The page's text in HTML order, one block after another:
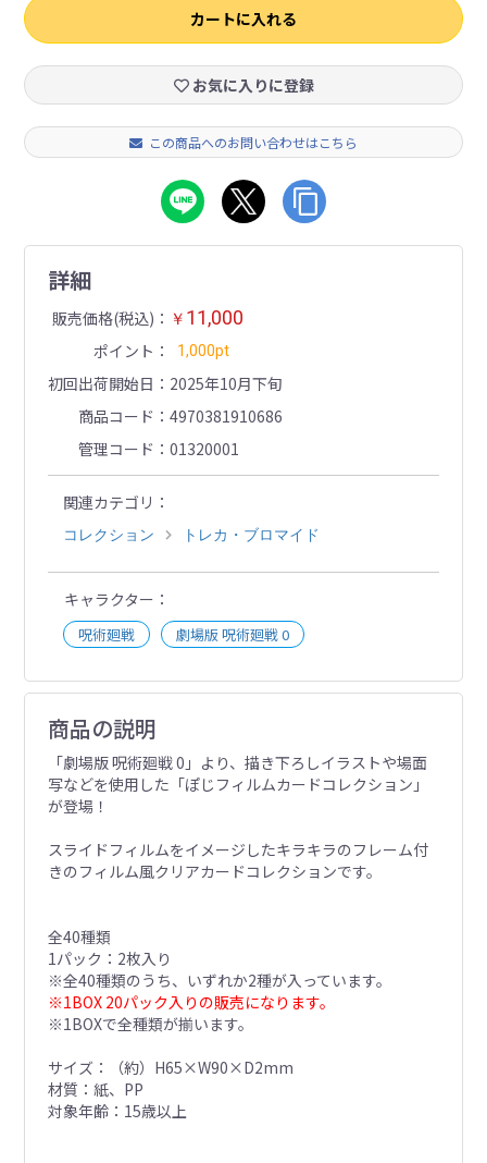
カートに入れる
お気に入りに登録
この商品へのお問い合わせはこちら
詳細
販売価格(税込) ￥ 11,000
ポイント 1,000pt
初回出荷開始日
2025年10月下旬
商品コード
4970381910686
管理コード
01320001
関連カテゴリ
コレクション トレカ・ブロマイド
キャラクター
呪術廻戦 劇場版 呪術廻戦 0
商品の説明
「劇場版 呪術廻戦 0」より、描き下ろしイラストや場面
写などを使用した「ぽじフィルムカードコレクション」
が登場！
スライドフィルムをイメージしたキラキラのフレーム付
きのフィルム風クリアカードコレクションです。
全40種類
1パック：2枚入り
※全40種類のうち、いずれか2種が入っています。
※1BOX 20パック入りの販売になります。
※1BOXで全種類が揃います。
サイズ：（約）H65×W90×D2mm
材質：紙、PP
対象年齢：15歳以上